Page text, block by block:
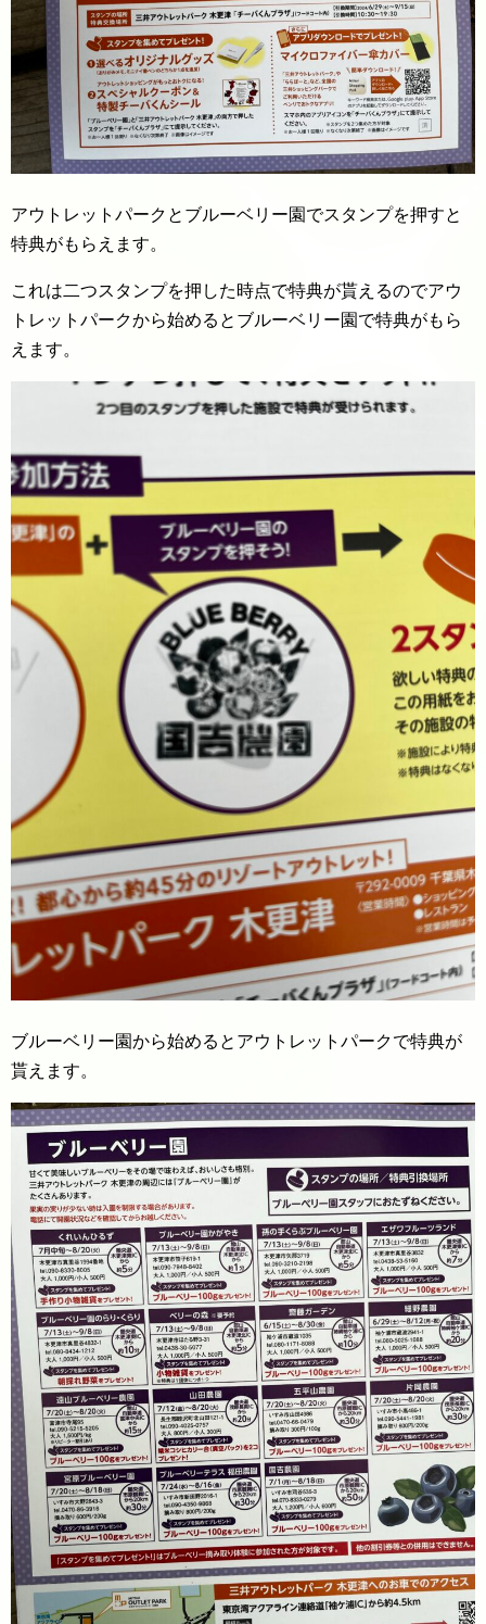
アウトレットパークとブルーベリー園でスタンプを押すと
特典がもらえます。
これは二つスタンプを押した時点で特典が貰えるのでアウ
トレットパークから始めるとブルーベリー園で特典がもら
えます。
ブルーベリー園から始めるとアウトレットパークで特典が
貰えます。